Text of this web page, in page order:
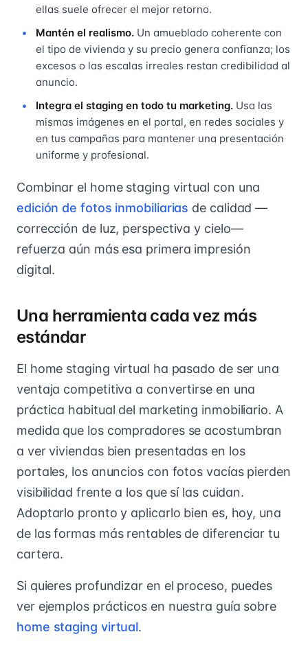
ellas suele ofrecer el mejor retorno.
Mantén el realismo. Un amueblado coherente con
el tipo de vivienda y su precio genera confianza; los
excesos o las escalas irreales restan credibilidad al
anuncio.
Integra el staging en todo tu marketing. Usa las
mismas imágenes en el portal, en redes sociales y
en tus campañas para mantener una presentación
uniforme y profesional.
Combinar el home staging virtual con una
edición de fotos inmobiliarias de calidad —
corrección de luz, perspectiva y cielo—
refuerza aún más esa primera impresión
digital.
Una herramienta cada vez más
estándar
El home staging virtual ha pasado de ser una
ventaja competitiva a convertirse en una
práctica habitual del marketing inmobiliario. A
medida que los compradores se acostumbran
a ver viviendas bien presentadas en los
portales, los anuncios con fotos vacías pierden
visibilidad frente a los que sí las cuidan.
Adoptarlo pronto y aplicarlo bien es, hoy, una
de las formas más rentables de diferenciar tu
cartera.
Si quieres profundizar en el proceso, puedes
ver ejemplos prácticos en nuestra guía sobre
home staging virtual.